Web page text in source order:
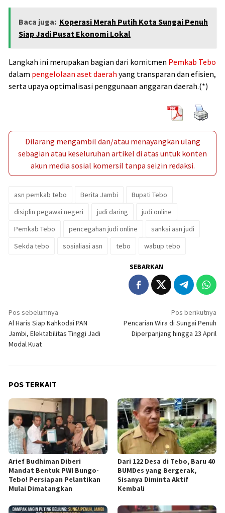
Baca juga: Koperasi Merah Putih Kota Sungai Penuh
Siap Jadi Pusat Ekonomi Lokal
Langkah ini merupakan bagian dari komitmen Pemkab Tebo
dalam pengelolaan aset daerah yang transparan dan efisien,
serta upaya optimalisasi penggunaan anggaran daerah.(*)
Dilarang mengambil dan/atau menayangkan ulang
sebagian atau keseluruhan artikel di atas untuk konten
akun media sosial komersil tanpa seizin redaksi.
asn pemkab tebo Berita Jambi
Bupati Tebo
disiplin pegawai negeri
judi daring
judi online
Pemkab Tebo
pencegahan judi online
sanksi asn judi
Sekda tebo
sosialiasi asn tebo wabup tebo
SEBARKAN
Navigasi
pos
Pos sebelumnya
Al Haris Siap Nahkodai PAN
Jambi, Elektabilitas Tinggi Jadi
Modal Kuat
Pos berikutnya
Pencarian Wira di Sungai Penuh
Diperpanjang hingga 23 April
POS TERKAIT
Arief Budhiman Diberi
Mandat Bentuk PWI Bungo-
Tebo! Persiapan Pelantikan
Mulai Dimatangkan
Dari 122 Desa di Tebo, Baru 40
BUMDes yang Bergerak,
Sisanya Diminta Aktif
Kembali